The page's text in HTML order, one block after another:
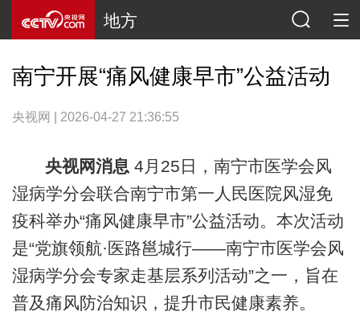
地方
南宁开展“痛风健康早市”公益活动
央视网 | 2026-04-27 21:36:55
央视网消息 4月25日，南宁市医学会风
湿病学分会联合南宁市第一人民医院风湿免
疫科举办“痛风健康早市”公益活动。本次活动
是“党旗领航·医路邕城行——南宁市医学会风
湿病学分会专家走基层系列活动”之一，旨在
普及痛风防治知识，提升市民健康素养。